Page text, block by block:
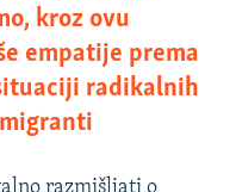
kroz ovu
empatije prema
radikalnih